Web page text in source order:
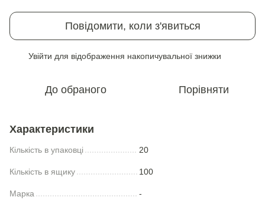
Повідомити, коли з'явиться
Увійти для відображення накопичувальної знижки
До обраного Порівняти
Характеристики
Кількість в упаковці 20
Кількість в ящику 100
Марка -